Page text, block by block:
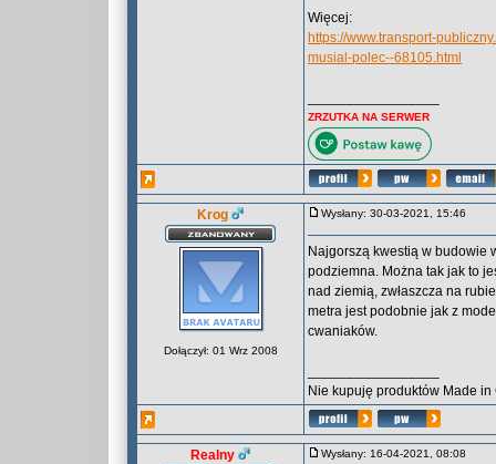
Więcej:
https://www.transport-
musial-polec--68105.html
ZRZUTKA NA SERWER
Krog
Dołączył: 01 Wrz 2008
Wysłany: 30-03-2021, 15:46
Najgorszą kwestią w budowie
podziemna. Można tak jak to
nad ziemią, zwłaszcza na
metra jest podobnie jak z
cwaniaków.
Nie kupuję produktów Made in
Realny Wysłany: 16-04-2021, 08:08